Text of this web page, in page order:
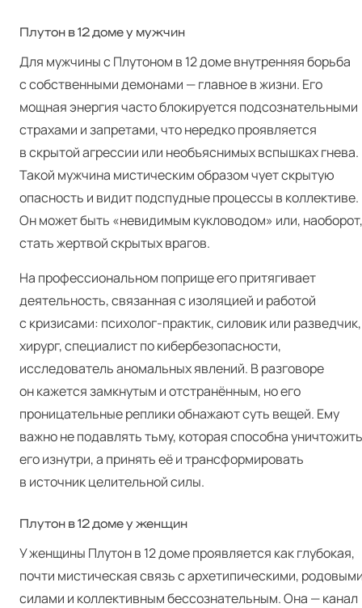
Плутон в 12 доме у мужчин
Для мужчины с Плутоном в 12 доме внутренняя борьба
с собственными демонами — главное в жизни. Его
мощная энергия часто блокируется подсознательными
страхами и запретами, что нередко проявляется
в скрытой агрессии или необъяснимых вспышках гнева.
Такой мужчина мистическим образом чует скрытую
опасность и видит подспудные процессы в коллективе.
Он может быть «невидимым кукловодом» или, наоборот,
стать жертвой скрытых врагов.
На профессиональном поприще его притягивает
деятельность, связанная с изоляцией и работой
с кризисами: психолог-практик, силовик или разведчик,
хирург, специалист по кибербезопасности,
исследователь аномальных явлений. В разговоре
он кажется замкнутым и отстранённым, но его
проницательные реплики обнажают суть вещей. Ему
важно не подавлять тьму, которая способна уничтожить
его изнутри, а принять её и трансформировать
в источник целительной силы.
Плутон в 12 доме у женщин
У женщины Плутон в 12 доме проявляется как глубокая,
почти мистическая связь с архетипическими,
силами и коллективным бессознательным. Она — канал